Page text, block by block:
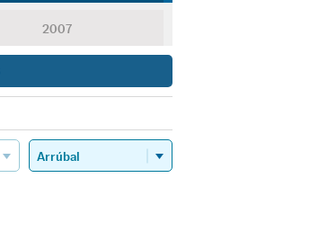
2007